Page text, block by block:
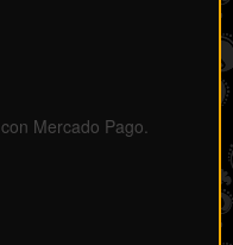
con Mercado Pago.